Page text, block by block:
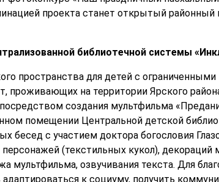
проекта станет открытый
библиотечной системы
пространства для детей с
проживающих на территории Ярского
создания мультфильма
помещении Центральной детской
бесед с участием доктора богословия
(текстильных кукол), декораций
мультфильма, озвучивания текста. Для
к социуму, получить